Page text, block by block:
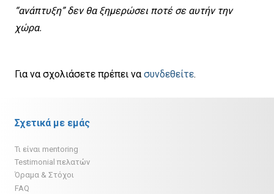
“ανάπτυξη” δεν θα ξημερώσει ποτέ σε αυτήν την
χώρα.
Για να σχολιάσετε πρέπει νασυνδεθείτε.
Σχετικά με εμάς
Τι είναι mentoring
Testimonial πελατών
Όραμα & Στόχοι
FAQ